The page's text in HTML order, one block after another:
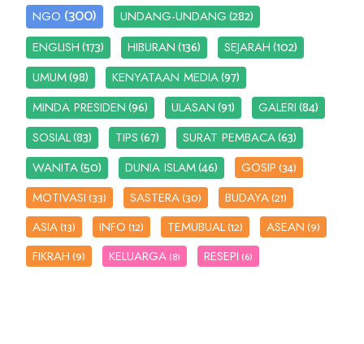
NGO (300) UNDANG-UNDANG(282)
ENGLISH(173) HIBURAN(136) SEJARAH(102)
UMUM(98) KENYATAAN MEDIA(97)
MINDA PRESIDEN(96) ULASAN(91) GALERI(84)
SOSIAL(83) TIPS(67) SURAT PEMBACA(63)
WANITA(50) DUNIA ISLAM(46) GOSIP(34)
MOTIVASI(33) SASTERA(30) BUDAYA(21)
ASIA(13) INFO(12) TEMUBUAL(12) ASEAN(9)
FIKRAH(9) KELUARGA (8) RESEPI (6)